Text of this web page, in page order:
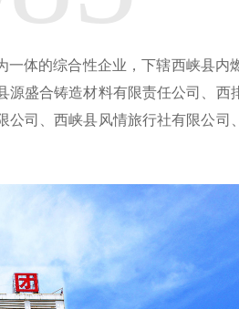
体的综合性企业，下辖西峡县内
盛合铸造材料有限责任公司、西
司、西峡县风情旅行社有限公司